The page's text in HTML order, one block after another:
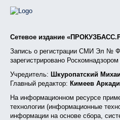
Сетевое издание
Запись о регистрации СМИ Эл №
зарегистрировано
Учредитель: Шкуропатский
Главный редактор: Кимеев
На информационном ресурсе
технологии (информационные
информации на основе сбора,